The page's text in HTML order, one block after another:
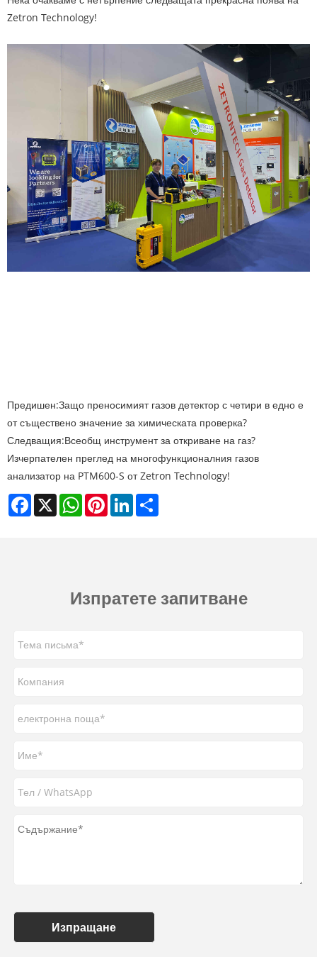
Zetron Technology!
Предишен:Защо преносимият газов детектор с четири в едно е
от съществено значение за химическата проверка?
Следващия:Всеобщ инструмент за откриване на газ?
Изчерпателен преглед на многофункционалния газов
анализатор на PTM600-S от Zetron Technology!
Facebook
X WhatsAppPinterestLinkedIn
Изпратете запитване
Изпращане